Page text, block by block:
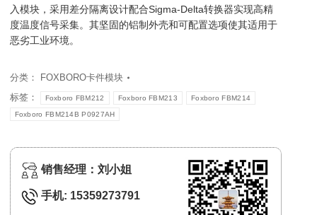
入模块，采用差分隔离设计配合Sigma-Delta转换器实现高精
度温度信号采集。其坚固的铝制外壳和可配置选项使其适用于
恶劣工业环境。
分类：
FOXBORO卡件模块
标签：
Foxboro FBM212 Foxboro FBM213 Foxboro FBM214
Foxboro FBM214B P0927AH
销售经理：刘小姐
手机: 15359273791